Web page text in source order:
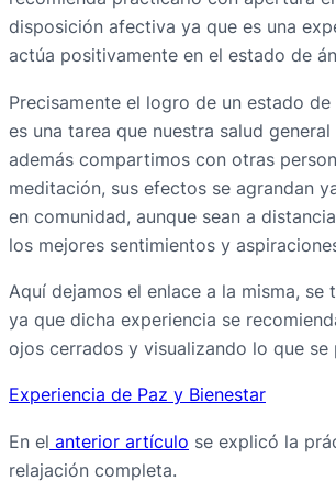
disposición afectiva ya que es una
actúa positivamente en el estado de
Precisamente el logro de un estado
es una tarea que nuestra salud
además compartimos con otras
meditación, sus efectos se agrandan
en comunidad, aunque sean a
los mejores sentimientos y
Aquí dejamos el enlace a la misma, se
ya que dicha experiencia se
ojos cerrados y visualizando lo que se
Experiencia de Paz y Bienestar
En el anterior artículo se explicó la
relajación completa.